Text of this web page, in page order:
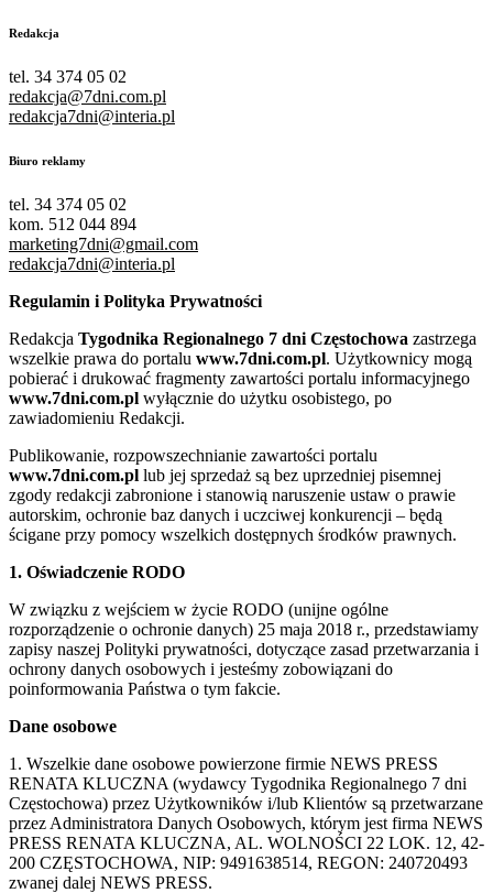
Redakcja
tel. 34 374 05 02
redakcja@7dni.com.pl
redakcja7dni@interia.pl
Biuro reklamy
tel. 34 374 05 02
kom. 512 044 894
marketing7dni@gmail.com
redakcja7dni@interia.pl
Regulamin i Polityka Prywatności
Redakcja Tygodnika Regionalnego 7 dni Częstochowa zastrzega
wszelkie prawa do portalu www.7dni.com.pl. Użytkownicy mogą
pobierać i drukować fragmenty zawartości portalu informacyjnego
www.7dni.com.pl wyłącznie do użytku osobistego, po
zawiadomieniu Redakcji.
Publikowanie, rozpowszechnianie zawartości portalu
www.7dni.com.pl lub jej sprzedaż są bez uprzedniej pisemnej
zgody redakcji zabronione i stanowią naruszenie ustaw o prawie
autorskim, ochronie baz danych i uczciwej konkurencji – będą
ścigane przy pomocy wszelkich dostępnych środków prawnych.
1. Oświadczenie RODO
W związku z wejściem w życie RODO (unijne ogólne
rozporządzenie o ochronie danych) 25 maja 2018 r., przedstawiamy
zapisy naszej Polityki prywatności, dotyczące zasad przetwarzania i
ochrony danych osobowych i jesteśmy zobowiązani do
poinformowania Państwa o tym fakcie.
Dane osobowe
1. Wszelkie dane osobowe powierzone firmie NEWS PRESS
RENATA KLUCZNA (wydawcy Tygodnika Regionalnego 7 dni
Częstochowa) przez Użytkowników i/lub Klientów są przetwarzane
przez Administratora Danych Osobowych, którym jest firma NEWS
PRESS RENATA KLUCZNA, AL. WOLNOŚCI 22 LOK. 12, 42-
200 CZĘSTOCHOWA, NIP: 9491638514, REGON: 240720493
zwanej dalej NEWS PRESS.